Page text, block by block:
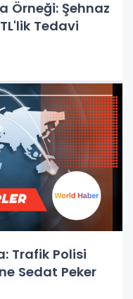
Örneği: Şehnaz
Tedavi
Trafik Polisi
Sedat Peker